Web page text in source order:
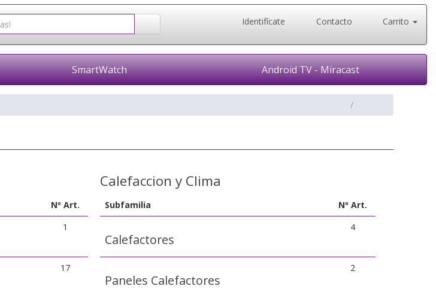
Identifícate Contacto Carrito
SmartWatch Android TV - Miracast
Nº Art.
1
17
Calefaccion y Clima
Subfamilia Nº Art.
Calefactores
4
Paneles Calefactores
2